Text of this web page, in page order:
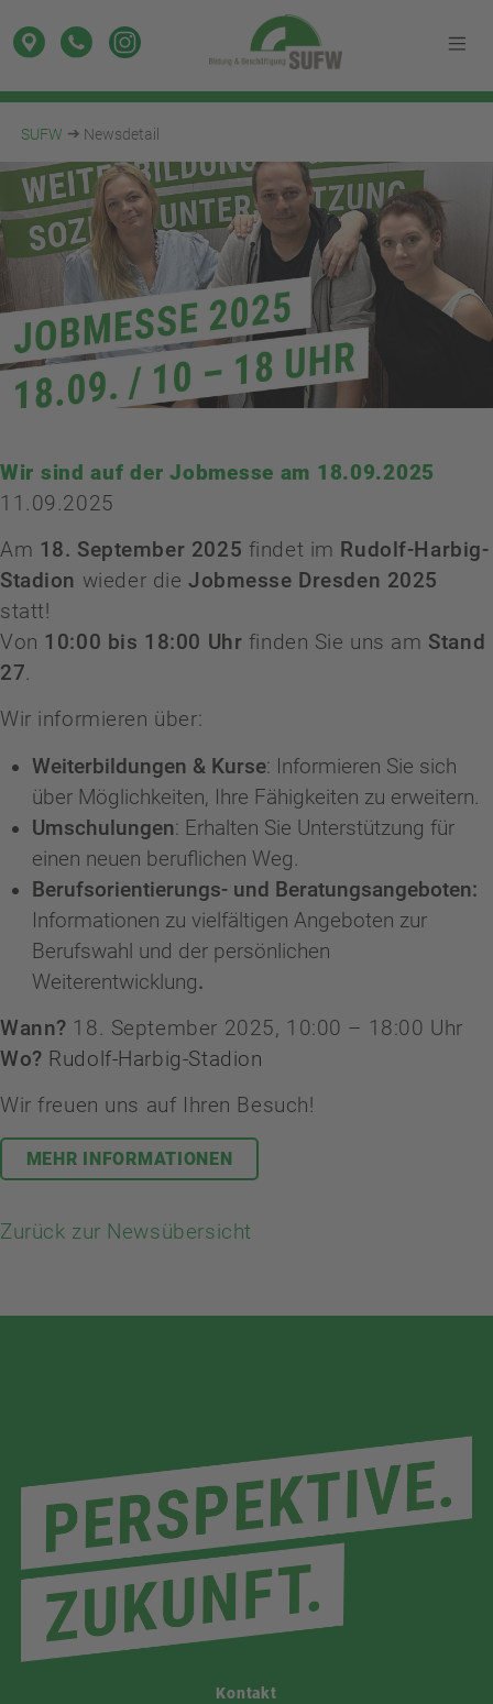
SUFW Newsdetail
Wir sind auf der Jobmesse am 18.09.2025
11.09.2025
Am 18. September 2025 findet im Rudolf-Harbig-
Stadion wieder die Jobmesse Dresden 2025
statt!
Von 10:00 bis 18:00 Uhr finden Sie uns am Stand
27.
Wir informieren über:
Weiterbildungen & Kurse: Informieren Sie sich
über Möglichkeiten, Ihre Fähigkeiten zu erweitern.
Umschulungen: Erhalten Sie Unterstützung für
einen neuen beruflichen Weg.
Berufsorientierungs- und Beratungsangeboten:
Informationen zu vielfältigen Angeboten zur
Berufswahl und der persönlichen
Weiterentwicklung.
Wann? 18. September 2025, 10:00 – 18:00 Uhr
Wo? Rudolf-Harbig-Stadion
Wir freuen uns auf Ihren Besuch!
MEHR INFORMATIONEN
Zurück zur Newsübersicht
Kontakt